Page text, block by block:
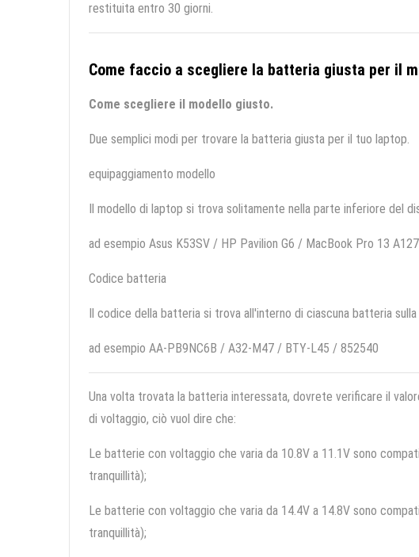
restituita entro 30 giorni.
Come faccio a scegliere la batteria giusta per il
Come scegliere il modello giusto.
Due semplici modi per trovare la batteria giusta per il tuo laptop.
equipaggiamento modello
Il modello di laptop si trova solitamente nella parte inferiore del
ad esempio Asus K53SV / HP Pavilion G6 / MacBook Pro 13
Codice batteria
Il codice della batteria si trova all'interno di ciascuna batteria
ad esempio AA-PB9NC6B / A32-M47 / BTY-L45 / 852540
Una volta trovata la batteria interessata, dovrete verificare il
di voltaggio, ciò vuol dire che:
Le batterie con voltaggio che varia da 10.8V a 11.1V sono
tranquillità);
Le batterie con voltaggio che varia da 14.4V a 14.8V sono
tranquillità);